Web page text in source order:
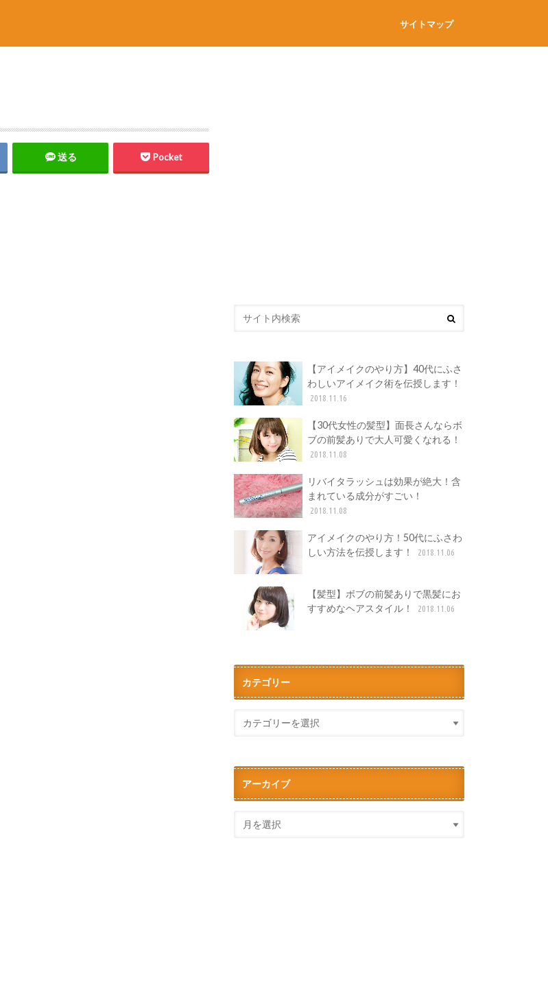
サイトマップ
送る Pocket
【アイメイクのやり方】40代にふさ
わしいアイメイク術を伝授します！
2018.11.16
【30代女性の髪型】面長さんならボ
ブの前髪ありで大人可愛くなれる！
2018.11.08
リバイタラッシュは効果が絶大！含
まれている成分がすごい！
2018.11.08
アイメイクのやり方！50代にふさわ
しい方法を伝授します！
2018.11.06
【髪型】ボブの前髪ありで黒髪にお
すすめなヘアスタイル！
2018.11.06
カテゴリー
アーカイブ